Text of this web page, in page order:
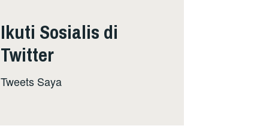
Ikuti Sosialis di
Twitter
Tweets Saya